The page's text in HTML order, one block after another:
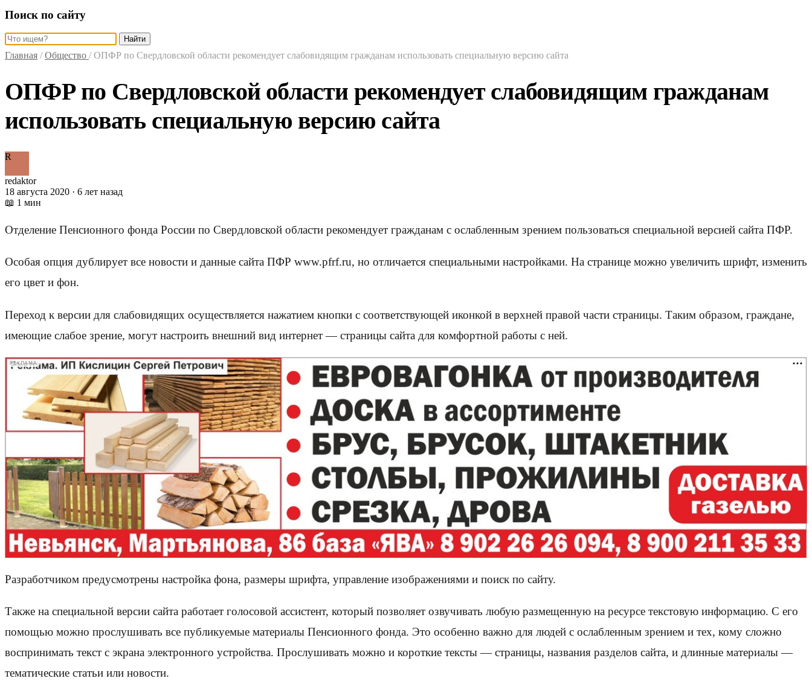
Поиск по сайту
Найти
Главная / Общество / ОПФР по Свердловской области рекомендует слабовидящим гражданам использовать специальную версию сайта
ОПФР по Свердловской области рекомендует слабовидящим гражданам
использовать специальную версию сайта
R
redaktor
18 августа 2020 · 6 лет назад
📖 1 мин
Отделение Пенсионного фонда России по Свердловской области рекомендует гражданам с ослабленным зрением пользоваться специальной версией сайта ПФР.
Особая опция дублирует все новости и данные сайта ПФР www.pfrf.ru, но отличается специальными настройками. На странице можно увеличить шрифт, изменить
его цвет и фон.
Переход к версии для слабовидящих осуществляется нажатием кнопки с соответствующей иконкой в верхней правой части страницы. Таким образом, граждане,
имеющие слабое зрение, могут настроить внешний вид интернет — страницы сайта для комфортной работы с ней.
РЕКЛАМА
Разработчиком предусмотрены настройка фона, размеры шрифта, управление изображениями и поиск по сайту.
Также на специальной версии сайта работает голосовой ассистент, который позволяет озвучивать любую размещенную на ресурсе текстовую информацию. С его
помощью можно прослушивать все публикуемые материалы Пенсионного фонда. Это особенно важно для людей с ослабленным зрением и тех, кому сложно
воспринимать текст с экрана электронного устройства. Прослушивать можно и короткие тексты — страницы, названия разделов сайта, и длинные материалы —
тематические статьи или новости.